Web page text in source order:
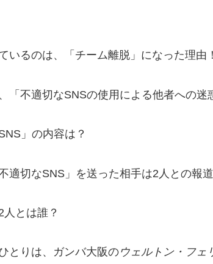
いるのは、「チーム離脱」になった理由！
「不適切なSNSの使用による他者への迷
」の内容は？
適切なSNS」を送った相手は2人との報道
とは誰？
とりは、ガンバ大阪のウェルトン・フェ